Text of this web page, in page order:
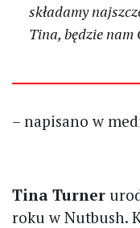
składamy
Tina, będzie nam
– napisano w
Tina Turner
roku w Nutbush.